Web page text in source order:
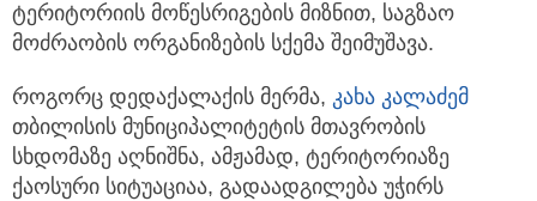
ტერიტორიის მოწესრიგების მიზნით, საგზაო
მოძრაობის ორგანიზების სქემა შეიმუშავა.
როგორც დედაქალაქის მერმა, კახა კალაძემ
თბილისის მუნიციპალიტეტის მთავრობის
სხდომაზე აღნიშნა, ამჟამად, ტერიტორიაზე
ქაოსური სიტუაციაა, გადაადგილება უჭირს